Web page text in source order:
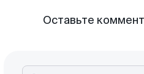
Оставьте